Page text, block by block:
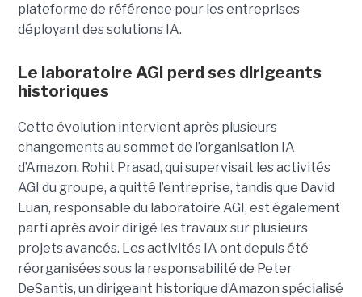
plateforme de référence pour les entreprises
déployant des solutions IA.
Le laboratoire AGI perd ses dirigeants
historiques
Cette évolution intervient après plusieurs
changements au sommet de l’organisation IA
d’Amazon. Rohit Prasad, qui supervisait les activités
AGI du groupe, a quitté l’entreprise, tandis que David
Luan, responsable du laboratoire AGI, est également
parti après avoir dirigé les travaux sur plusieurs
projets avancés. Les activités IA ont depuis été
réorganisées sous la responsabilité de Peter
DeSantis, un dirigeant historique d’Amazon spécialisé